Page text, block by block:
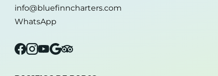
info@bluefinncharters.com
WhatsApp
Facebook
Instagram
YouTube
GoogleTripadvisor